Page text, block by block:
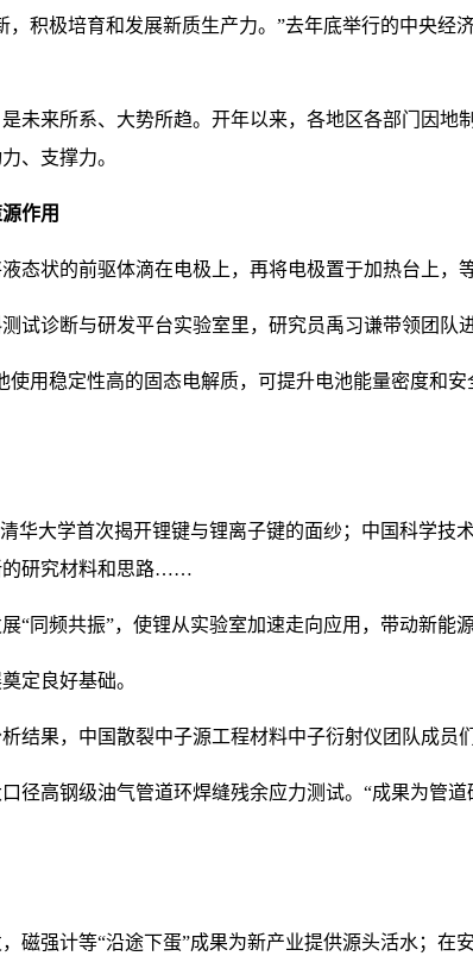
积极培育和发展新质生产力。”去年底举行的中央经
未来所系、大势所趋。开年以来，各地区各部门因地
、支撑力。
作用
状的前驱体滴在电极上，再将电极置于加热台上，
试诊断与研发平台实验室里，研究员禹习谦带领团队
用稳定性高的固态电解质，可提升电池能量密度和
华大学首次揭开锂键与锂离子键的面纱；中国科学技
的研究材料和思路……
“同频共振”，使锂从实验室加速走向应用，带动新能
定良好基础。
结果，中国散裂中子源工程材料中子衍射仪团队成员
径高钢级油气管道环焊缝残余应力测试。“成果为管
磁强计等“沿途下蛋”成果为新产业提供源头活水；在